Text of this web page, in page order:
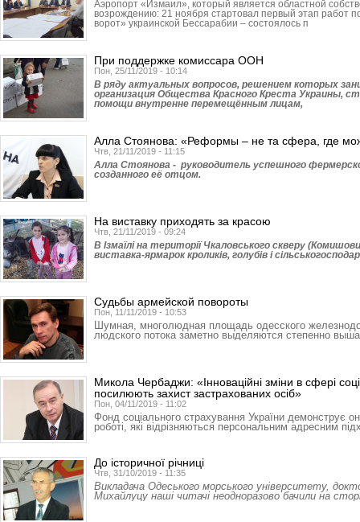
Аэропорт «Измаил», который является областной
возрождению: 21 ноября стартовал первый этап работ
ворот» украинской Бессарабии – состоялось п
При поддержке комиссара ООН
Пон, 25/11/2019 - 10:14
В ряду актуальных вопросов, решением которых
организация Общества Красного Креста Украины,
помощи внутренне перемещённым лицам,
Алла Стоянова: «Реформы – не та сфера, где
Чтв, 21/11/2019 - 11:15
Алла Стоянова - руководитель успешного
созданного её отцом.
На виставку приходять за красою
Чтв, 21/11/2019 - 09:24
В Ізмаїлі на території Чкаловського скверу
виставка-ярмарок кроликів, голубів і
Судьбы армейской повороты
Пон, 11/11/2019 - 10:53
Шумная, многолюдная площадь одесского
людского потока заметно выделяются степенно
Микола Чербаджи: «Інноваційні зміни в сфері
посилюють захист застрахованих осіб»
Пон, 04/11/2019 - 11:02
Фонд соціального страхування України демонструє
роботі, які відрізняються персональним адресним
До історичної річниці
Чтв, 31/10/2019 - 11:35
Викладача Одеського морського університету,
Михайлуцу наші читачі неодноразово бачили на